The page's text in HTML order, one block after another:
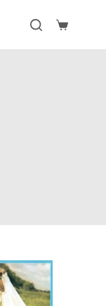
Coș